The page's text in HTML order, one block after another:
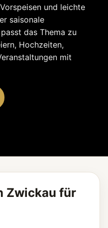
und leichte
saisonale
das Thema zu
Hochzeiten,
mit
Zwickau für